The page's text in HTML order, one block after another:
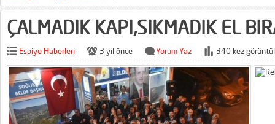
ÇALMADIK KAPI,SIKMADIK EL
Espiye Haberleri 3 yıl önce Yorum Yaz 340 kez